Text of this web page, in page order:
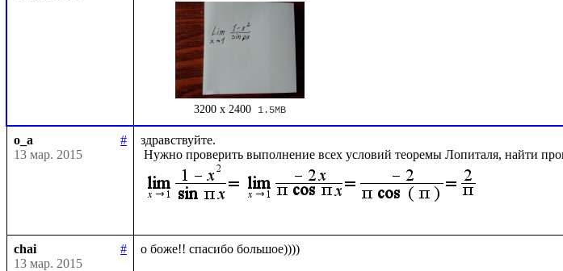
3200 x 2400 1.5MB
o_a
#
13 мар. 2015
здравствуйте.
Нужно проверить выполнение всех условий теоремы Лопиталя, найти
chai
#
13 мар. 2015